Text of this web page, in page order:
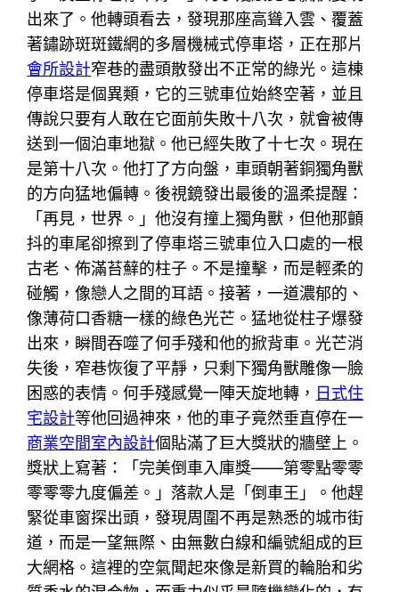
出來了。他轉頭看去，發現那座高聳入雲、覆蓋
著鏽跡斑斑鐵網的多層機械式停車塔，正在那片
會所設計窄巷的盡頭散發出不正常的綠光。這棟
停車塔是個異類，它的三號車位始終空著，並且
傳說只要有人敢在它面前失敗十八次，就會被傳
送到一個泊車地獄。他已經失敗了十七次。現在
是第十八次。他打了方向盤，車頭朝著銅獨角獸
的方向猛地偏轉。後視鏡發出最後的溫柔提醒：
「再見，世界。」他沒有撞上獨角獸，但他那顫
抖的車尾卻擦到了停車塔三號車位入口處的一根
古老、佈滿苔蘚的柱子。不是撞擊，而是輕柔的
碰觸，像戀人之間的耳語。接著，一道濃郁的、
像薄荷口香糖一樣的綠色光芒。猛地從柱子爆發
出來，瞬間吞噬了何手殘和他的掀背車。光芒消
失後，窄巷恢復了平靜，只剩下獨角獸雕像一臉
困惑的表情。何手殘感覺一陣天旋地轉， 日式住
宅設計等他回過神來，他的車子竟然垂直停在一
商業空間室內設計個貼滿了巨大獎狀的牆壁上。
獎狀上寫著：「完美倒車入庫獎——第零點零零
零零零九度偏差。」落款人是「倒車王」。他趕
緊從車窗探出頭，發現周圍不再是熟悉的城市街
道，而是一望無際、由無數白線和編號組成的巨
大網格。這裡的空氣聞起來像是新買的輪胎和劣